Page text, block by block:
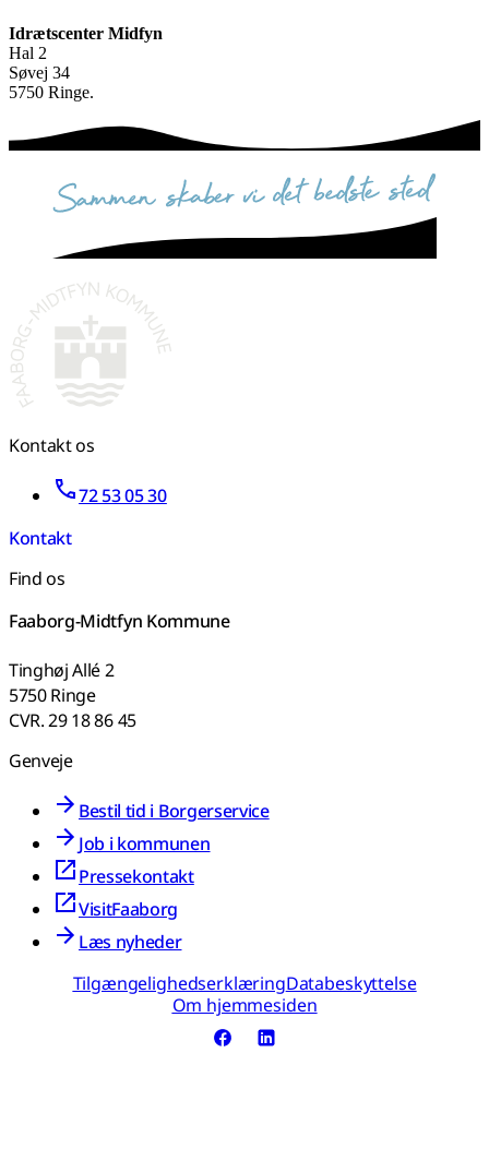
Idrætscenter Midfyn
Hal 2
Søvej 34
5750 Ringe.
sammen skaber vi det bedste sted
Kontakt os
72 53 05 30
Kontakt
Find os
Faaborg-Midtfyn Kommune
Tinghøj Allé 2
5750 Ringe
CVR. 29 18 86 45
Genveje
Bestil tid i Borgerservice
Job i kommunen
Pressekontakt
VisitFaaborg
Læs nyheder
TilgængelighedserklæringDatabeskyttelse
Om hjemmesiden